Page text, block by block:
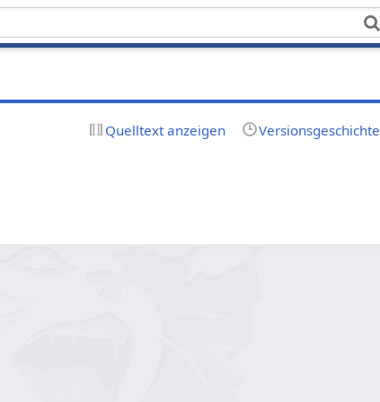
Quelltext anzeigen Versionsgeschichte